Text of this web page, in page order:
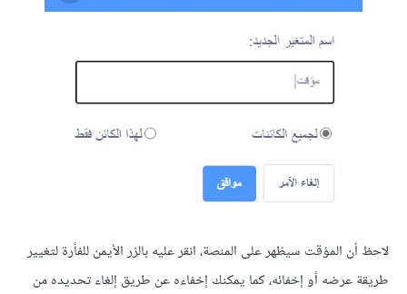
المؤقت سيظهر على المنصة، انقر عليه بالزر الأيمن للفأرة لتغيير
أو إخفائه، كما يمكنك إخفاءه عن طريق إلغاء تحديده من